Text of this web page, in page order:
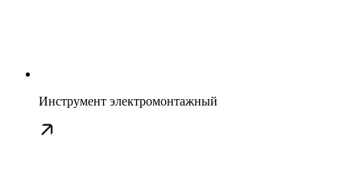
Инструмент электромонтажный